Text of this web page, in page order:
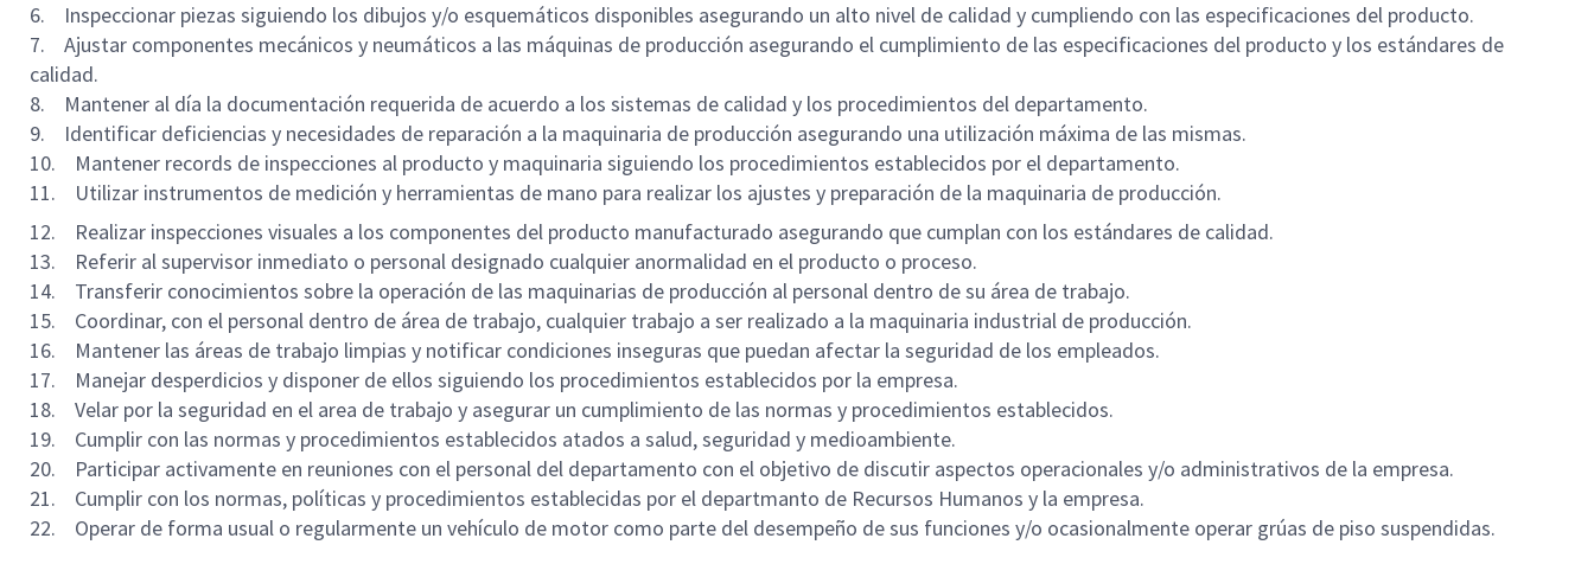
6. Inspeccionar piezas siguiendo los dibujos y/o esquemáticos disponibles asegurando un alto nivel de calidad y cumpliendo con las especificaciones del producto.
7. Ajustar componentes mecánicos y neumáticos a las máquinas de producción asegurando el cumplimiento de las especificaciones del producto y los estándares de
calidad.
8. Mantener al día la documentación requerida de acuerdo a los sistemas de calidad y los procedimientos del departamento.
9. Identificar deficiencias y necesidades de reparación a la maquinaria de producción asegurando una utilización máxima de las mismas.
10. Mantener records de inspecciones al producto y maquinaria siguiendo los procedimientos establecidos por el departamento.
11. Utilizar instrumentos de medición y herramientas de mano para realizar los ajustes y preparación de la maquinaria de producción.
12. Realizar inspecciones visuales a los componentes del producto manufacturado asegurando que cumplan con los estándares de calidad.
13. Referir al supervisor inmediato o personal designado cualquier anormalidad en el producto o proceso.
14. Transferir conocimientos sobre la operación de las maquinarias de producción al personal dentro de su área de trabajo.
15. Coordinar, con el personal dentro de área de trabajo, cualquier trabajo a ser realizado a la maquinaria industrial de producción.
16. Mantener las áreas de trabajo limpias y notificar condiciones inseguras que puedan afectar la seguridad de los empleados.
17. Manejar desperdicios y disponer de ellos siguiendo los procedimientos establecidos por la empresa.
18. Velar por la seguridad en el area de trabajo y asegurar un cumplimiento de las normas y procedimientos establecidos.
19. Cumplir con las normas y procedimientos establecidos atados a salud, seguridad y medioambiente.
20. Participar activamente en reuniones con el personal del departamento con el objetivo de discutir aspectos operacionales y/o administrativos de la empresa.
21. Cumplir con los normas, políticas y procedimientos establecidas por el departmanto de Recursos Humanos y la empresa.
22. Operar de forma usual o regularmente un vehículo de motor como parte del desempeño de sus funciones y/o ocasionalmente operar grúas de piso suspendidas.